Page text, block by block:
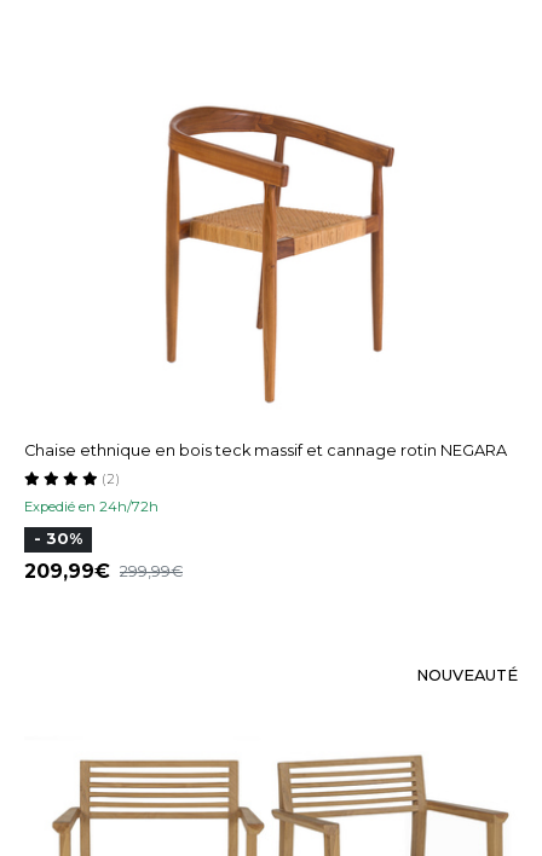
Chaise ethnique en bois teck massif et cannage rotin NEGARA
Expedié en 24h/72h
(2)
- 30%
209,99 299,99
NOUVEAUTÉ